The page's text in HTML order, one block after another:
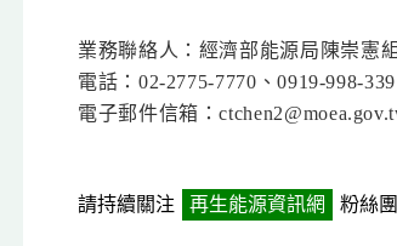
業務聯絡人：經濟部能源局陳崇憲
電話：02-2775-7770、0919-998-339
電子郵件信箱：
請持續關注 再生能源資訊網 粉絲